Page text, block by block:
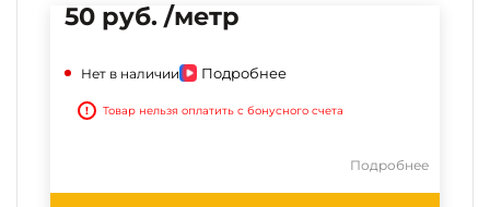
50 руб. /метр
Нет в наличии Подробнее
! Товар нельзя оплатить с бонусного счета
Подробнее